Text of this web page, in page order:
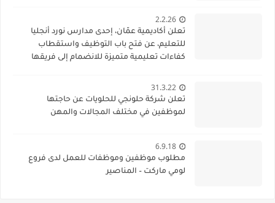
2.2.26
تعلن أكاديمية عمّان، إحدى مدارس نورد أنجليا
للتعليم، عن فتح باب التوظيف واستقطاب
كفاءات تعليمية متميزة للانضمام إلى فريقها
31.3.22
تعلن شركة حلونجي للحلويات عن حاجتها
لموظفين في مختلف المجالات والمهن
6.9.18
مطلوب موظفين وموظفات للعمل لدى فروع
لومي ماركت – المناصير